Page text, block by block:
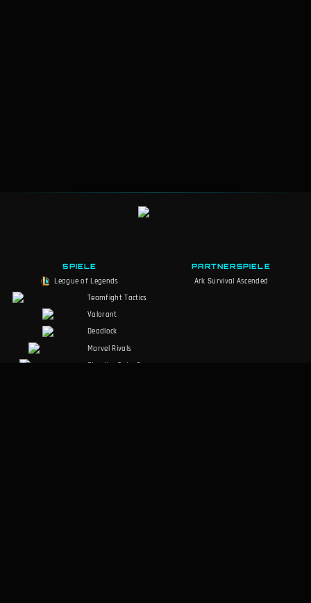
SPIELE
League of Legends
Teamfight Tactics
Valorant
Deadlock
Marvel Rivals
Slay the Spire 2
PARTNERSPIELE
Ark Survival Ascended